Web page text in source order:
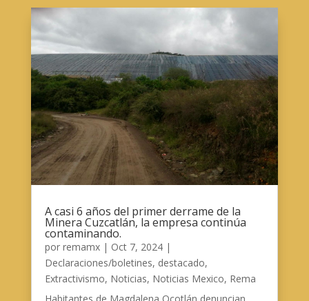
A casi 6 años del primer derrame de la
Minera Cuzcatlán, la empresa continúa
contaminando.
por remamx| Oct 7, 2024|
Declaraciones/boletines, destacado,
Extractivismo, Noticias, Noticias Mexico, Rema